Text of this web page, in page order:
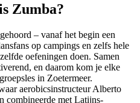
Zumba?
– vanaf het begin een
op campings en zelfs hele
oefeningen doen. Samen
en daarom kom je elke
in Zoetermeer.
aerobicsinstructeur Alberto
combineerde met Latijns-